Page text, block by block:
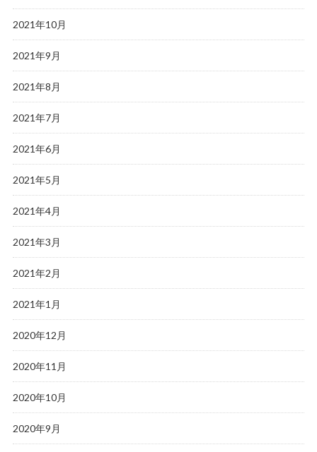
2021年10月
2021年9月
2021年8月
2021年7月
2021年6月
2021年5月
2021年4月
2021年3月
2021年2月
2021年1月
2020年12月
2020年11月
2020年10月
2020年9月